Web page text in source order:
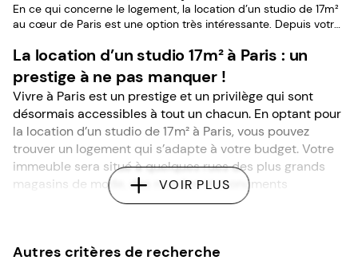
En ce qui concerne le logement, la location d’un studio de 17m²
au cœur de Paris est une option très intéressante. Depuis votre
immeubles haussmanniens pendant la journée et admirer les
lumières parisiennes en soirée. Alors, n’attendez plus pour
dénicher le studio qui est fait pour vous. Comment procéder ?
Suivez notre guide pour vous aider à partir en quête de votre
prochain logement meublé et prêt dès votre arrivée !
La location d’un studio 17m² à Paris : un
prestige à ne pas manquer !
Vivre à Paris est un prestige et un privilège qui sont
désormais accessibles à tout un chacun. En optant pour
la location d’un studio de 17m² à Paris, vous pouvez
trouver un logement qui s’adapte à votre budget. Votre
immeuble sera situé à quelques rues des plus grands
magasins de mode, des musées et monuments
parisiens. Ce sont des opportunités incomparables que
étrangers, toutes les nationalités et cultures se
VOIR PLUS
Autres critères de recherche